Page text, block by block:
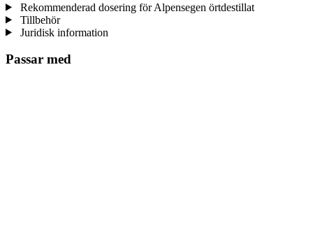
Rekommenderad dosering för Alpensegen örtdestillat
Tillbehör
Juridisk information
Passar med